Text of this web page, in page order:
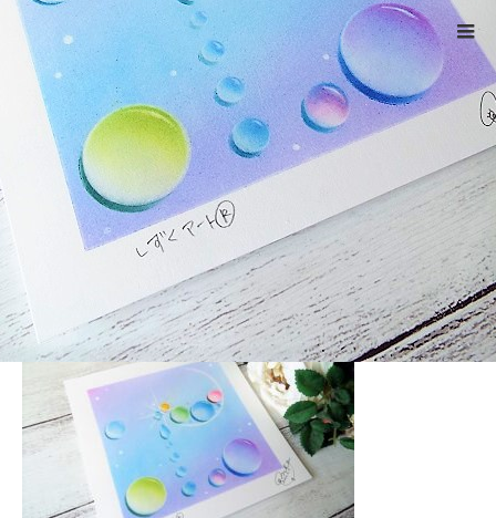
ホーム DSCF5028
Warning : ltrim() expects parameter 1 to be string, object given
/home/xs524725/reiki-kumamoto.com/public_html/wp-
includes/formatting.php
on line4343
DSCF5028